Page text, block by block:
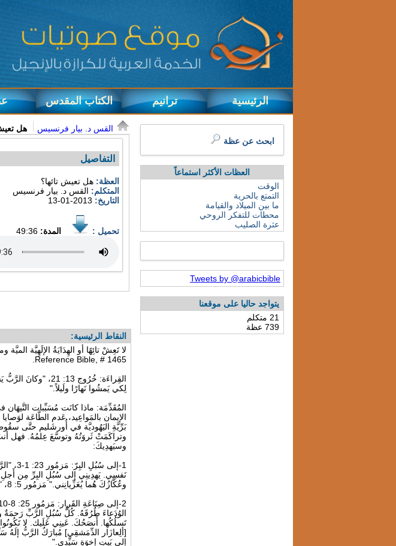
الرئيسية ترانيم الكتاب المقدس
ابحث عن عظة
العظات الأكثر استماعاً
الوقت
التمتع بالحرية
ما بين الميلاد والقيامة
محطات للتفكر الروحي
عثرة الصليب
Tweets by @arabicbible
يتواجد حاليا على موقعنا
21 متكلم
739 عظة
القس د. بيار فرنسيس هل
التفاصيل
العظة: هل تعيش تائها؟
المتكلم: القس د. بيار فرنسيس
التاريخ:
تحميل : المدة:
النقاط الرئيسية:
Reference Bible, # 1465.
القِراءَة: خُرُوج
لِكي يَمشُوا نَهارًا ولَيلاً."
المُقَدِّمَة: ماذا كانَت مُسَبِّبات التَّيهَان
وتراكَمَتْ ثَروَتُهُ وتوسَّعَ عِلمُهُ. فهل
وسيَهدِيكَ:
1-إلى
نَفسِي. يَهدِينِي إلى سُبُلِ البِرِّ مِن
وعُكَّازُكَ هُما يُعَزِّيانِني." مَزمُور 5: 8، "يا رَبُّ اهدِنِي إلى بِرِّكَ بِسَبَبِ أعدائِي. سَهِّل قُدَّامِي طَريقَكَ."
[ألِعازَار الدِّمَشقِي] مُبارَكٌ الرَّبُّ
إلى بَيتِ إخوَةِ سَيِّدِي."